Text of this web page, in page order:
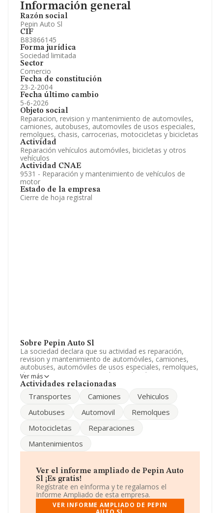
Información general
Razón social
Pepin Auto Sl
CIF
B83866145
Forma jurídica
Sociedad limitada
Sector
Comercio
Fecha de constitución
23-2-2004
Fecha último cambio
5-6-2026
Objeto social
Reparacion, revision y mantenimiento de automoviles,
camiones, autobuses, automoviles de usos especiales,
remolques, chasis, carrocerias, motocicletas y bicicletas
Actividad
Reparación vehículos automóviles, bicicletas y otros
vehículos
Actividad CNAE
9531 - Reparación y mantenimiento de vehículos de
motor
Estado de la empresa
Cierre de hoja registral
Sobre Pepin Auto Sl
La sociedad declara que su actividad es reparación,
revision y mantenimiento de automóviles, camiones,
autobuses, automóviles de usos especiales, remolques,
chasis, carrocerias, motocicletas y bicicletas. La
sociedad está inscrita en el Registro Mercantil como
empresa no tiene actividad en mercados exteriores.
El número de empleados ha sido el mismo con respecto
INFORMA, el número de empleados de la compañía ha
La empresa españolaPepin Auto S.L, NIF B83866145,
Nacional I (madrid-burgos) Km 67,800, (28752),
Lozoyuela, Madrid.
En base a la información de la que dispone INFORMA
sobre 39.493 compañías, a nivel nacional la facturación
asciende a 11.044 millones de euros y en 2017 la media
Ver más
Actividades relacionadas
Transportes Camiones
Vehiculos
Autobuses
Automovil
Remolques
Motocicletas
Reparaciones
Mantenimientos
Ver el informe ampliado de Pepin Auto
Sl ¡Es gratis!
Regístrate en eInforma y te regalamos el
Informe Ampliado de esta empresa.
VER INFORME AMPLIADO DE PEPIN